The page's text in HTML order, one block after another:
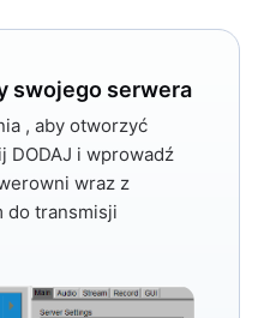
swojego serwera
, aby otworzyć
DODAJ i wprowadź
wraz z
do transmisji